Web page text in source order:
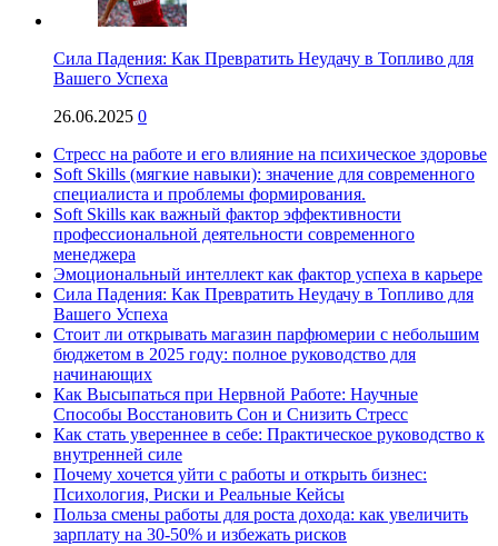
Сила Падения: Как Превратить Неудачу в Топливо для
Вашего Успеха
26.06.2025 0
Стресс на работе и его влияние на психическое здоровье
Soft Skills (мягкие навыки): значение для современного
специалиста и проблемы формирования.
Soft Skills как важный фактор эффективности
профессиональной деятельности современного
менеджера
Эмоциональный интеллект как фактор успеха в карьере
Сила Падения: Как Превратить Неудачу в Топливо для
Вашего Успеха
Стоит ли открывать магазин парфюмерии с небольшим
бюджетом в 2025 году: полное руководство для
начинающих
Как Высыпаться при Нервной Работе: Научные
Способы Восстановить Сон и Снизить Стресс
Как стать увереннее в себе: Практическое руководство к
внутренней силе
Почему хочется уйти с работы и открыть бизнес:
Психология, Риски и Реальные Кейсы
Польза смены работы для роста дохода: как увеличить
зарплату на 30-50% и избежать рисков